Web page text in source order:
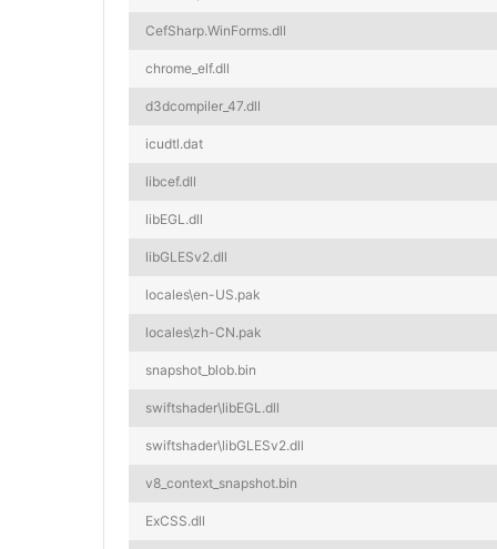
CefSharp.WinForms.dll
chrome_elf.dll
d3dcompiler_47.dll
icudtl.dat
libcef.dll
libEGL.dll
libGLESv2.dll
locales\en-US.pak
locales\zh-CN.pak
snapshot_blob.bin
swiftshader\libEGL.dll
swiftshader\libGLESv2.dll
v8_context_snapshot.bin
ExCSS.dll